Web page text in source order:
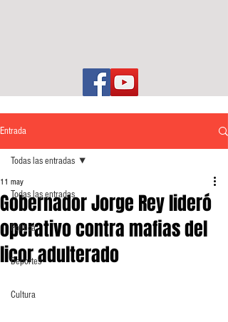
Entrada
Todas las entradas
Política
Deportes
Cultura
Todas las entradas
Gobernador Jorge Rey lideró
operativo contra mafias del
licor adulterado
11 may